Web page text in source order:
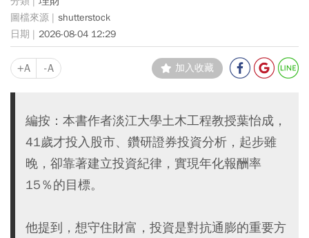
shutterstock
2026-08-04 12:29
+A -A 加入收藏
編按：本書作者淡江大學土木工程教授葉怡成，
41歲才投入股市、鑽研證券投資分析，起步雖
晚，卻靠著建立投資紀律，實現年化報酬率
15％的目標。
他提到，想守住財富，投資是對抗通膨的重要方